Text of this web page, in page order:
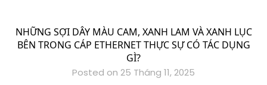
NHỮNG SỢI DÂY MÀU CAM, XANH LAM VÀ XANH LỤC
BÊN TRONG CÁP ETHERNET THỰC SỰ CÓ TÁC DỤNG
GÌ?
Posted on 25 Tháng 11, 2025